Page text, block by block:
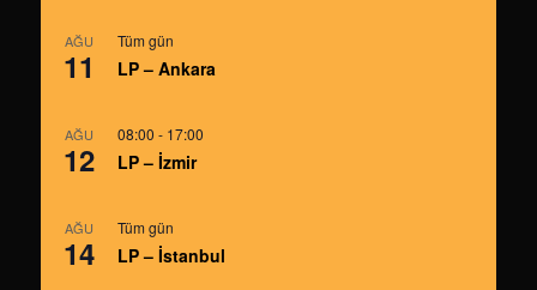
AĞU
11
Tüm gün
LP – Ankara
AĞU
12
08:00 - 17:00
LP – İzmir
AĞU
14
Tüm gün
LP – İstanbul